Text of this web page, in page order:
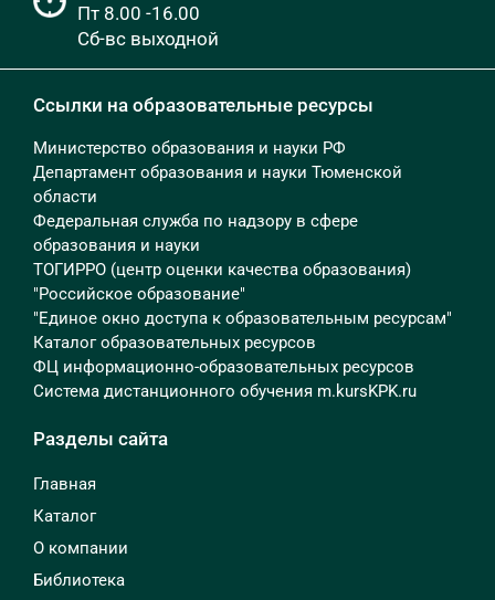
Пт 8.00 -16.00
Сб-вс выходной
Ссылки на образовательные ресурсы
Министерство образования и науки РФ
Департамент образования и науки Тюменской
области
Федеральная служба по надзору в сфере
образования и науки
ТОГИРРО (центр оценки качества образования)
"Российское образование"
"Единое окно доступа к образовательным ресурсам"
Каталог образовательных ресурсов
ФЦ информационно-образовательных ресурсов
Система дистанционного обучения m.kursKPK.ru
Разделы сайта
Главная
Каталог
О компании
Библиотека